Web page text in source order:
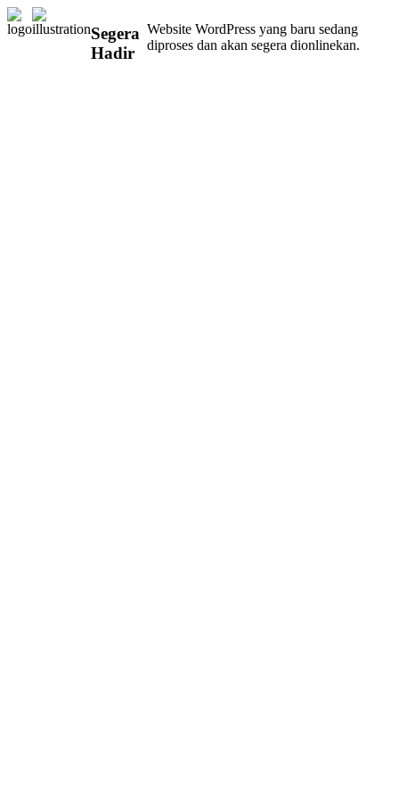
Segera
Hadir
Website WordPress yang baru sedang
diproses dan akan segera dionlinekan.